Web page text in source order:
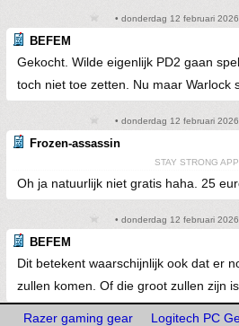
• donderdag 12 februari
BEFEM
Gekocht. Wilde eigenlijk PD2 gaan
toch niet toe zetten. Nu maar Warlock
• donderdag 12 februari
Frozen-assassin
STAY STRONG
Oh ja natuurlijk niet gratis haha. 25
• donderdag 12 februari
BEFEM
Dit betekent waarschijnlijk ook dat er
zullen komen. Of die groot zullen zijn
Razer gaming gear Logitech PC